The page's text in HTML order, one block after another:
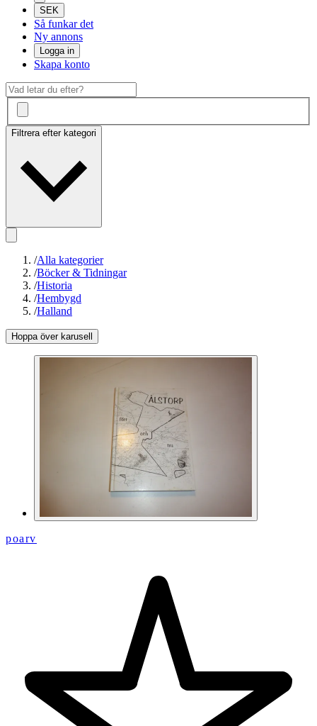
SEK
Så funkar det
Ny annons
Logga in
Skapa konto
Filtrera efter kategori
/Alla kategorier
/Böcker & Tidningar
/Historia
/Hembygd
/Halland
Hoppa över karusell
poarv